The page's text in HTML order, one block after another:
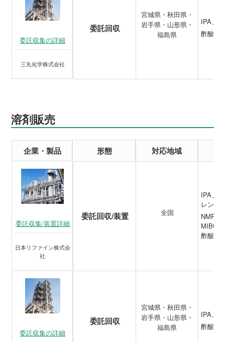
委託収集の詳細
三丸化学株式会社
委託回収
宮城県・秋田県・
岩手県・山形県・
福島県
IPA、
酢酸ブ
溶剤販売
企業・製品 形態 対応地域
委託収集/装置詳細
日本リファイン株式会
社
委託回収/装置 全国
IPA、
レン、
NMP、
MIBC
酢酸ブ
委託収集の詳細
委託回収
宮城県・秋田県・
岩手県・山形県・
福島県
IPA、
酢酸ブ